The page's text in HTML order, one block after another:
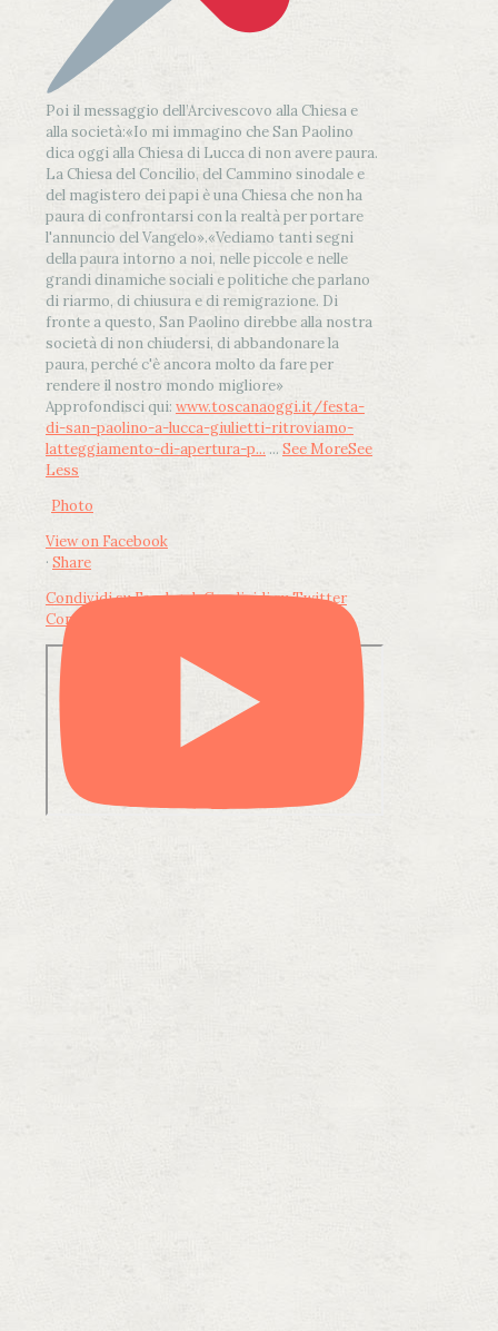
Poi il messaggio dell’Arcivescovo alla Chiesa e
alla società:«Io mi immagino che San Paolino
dica oggi alla Chiesa di Lucca di non avere paura.
La Chiesa del Concilio, del Cammino sinodale e
del magistero dei papi è una Chiesa che non ha
paura di confrontarsi con la realtà per portare
l'annuncio del Vangelo».«Vediamo tanti segni
della paura intorno a noi, nelle piccole e nelle
grandi dinamiche sociali e politiche che parlano
di riarmo, di chiusura e di remigrazione. Di
fronte a questo, San Paolino direbbe alla nostra
società di non chiudersi, di abbandonare la
paura, perché c'è ancora molto da fare per
rendere il nostro mondo migliore»
Approfondisci qui: www.toscanaoggi.it/festa-
di-san-paolino-a-lucca-giulietti-ritroviamo-
latteggiamento-di-apertura-p... ... See MoreSee
Less
Photo
View on Facebook
· Share
Condividi su FacebookCondividi su Twitter
Condividi su LinkedIn